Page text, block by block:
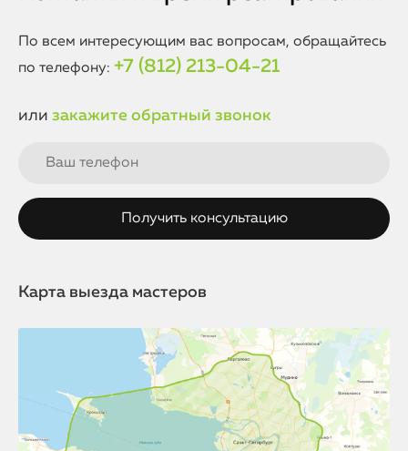
безупречное качество работы вашего устройства.
По всем интересующим вас вопросам, обращайтесь
по телефону: +7 (812) 213-04-21
или закажите обратный звонок
Карта выезда мастеров